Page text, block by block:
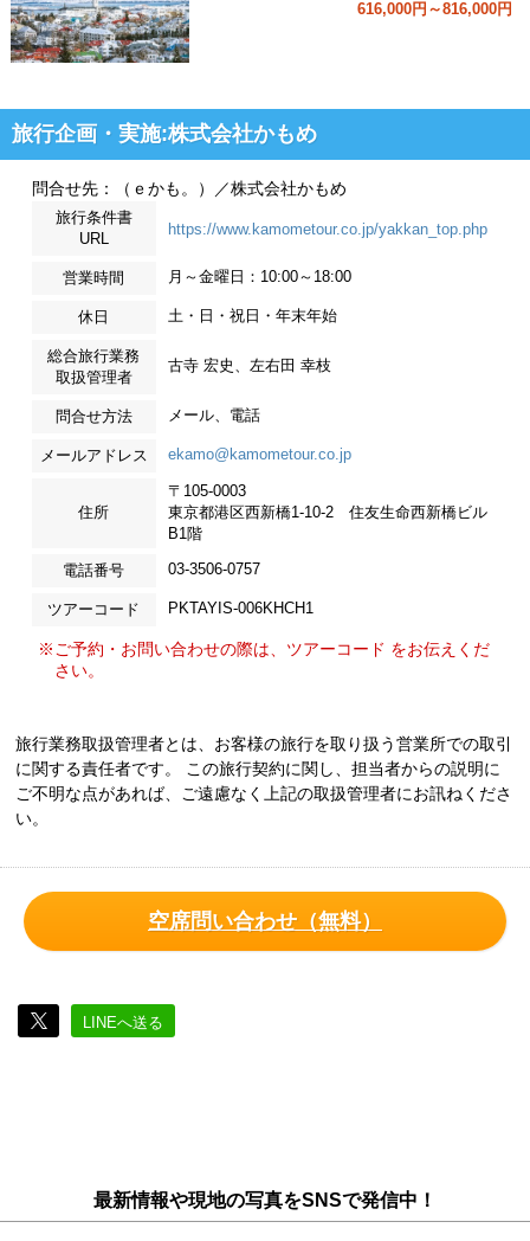
616,000円～816,000円
旅行企画・実施:株式会社かもめ
問合せ先：（ｅかも。）／株式会社かもめ
旅行条件書
URL
https://www.kamometour.co.jp/yakkan_top.php
営業時間 月～金曜日：10:00～18:00
休日 土・日・祝日・年末年始
総合旅行業務
取扱管理者
古寺 宏史、左右田 幸枝
問合せ方法 メール、電話
メールアドレス ekamo@kamometour.co.jp
住所
〒105-0003
東京都港区西新橋1-10-2 住友生命西新橋ビル
B1階
電話番号 03-3506-0757
ツアーコード PKTAYIS-006KHCH1
※ご予約・お問い合わせの際は、ツアーコード をお伝えくだ
さい。
旅行業務取扱管理者とは、お客様の旅行を取り扱う営業所での取引
に関する責任者です。 この旅行契約に関し、担当者からの説明に
ご不明な点があれば、ご遠慮なく上記の取扱管理者にお訊ねくださ
い。
空席問い合わせ（無料）
LINEへ送る
最新情報や現地の写真をSNSで発信中！